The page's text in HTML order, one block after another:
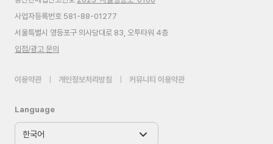
사업자등록번호 581-88-01277
서울특별시 영등포구 의사당대로 83, 오투타워 4층
입점/광고 문의
이용약관 개인정보처리방침 커뮤니티 이용약관
Language